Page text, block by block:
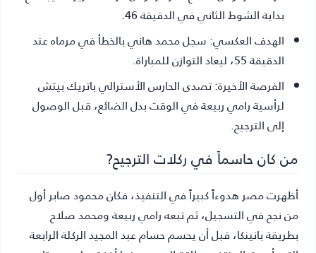
بداية الشوط الثاني في الدقيقة 46.
الهدف العكسي:سجل محمد هاني بالخطأ في مرماه عند
الدقيقة 55، ليعاد التوازن للمباراة.
الفرصة الأخيرة:تصدى الحارس الأسترالي باتريك بيتش
لرأسية رامي ربيعة في الوقت بدل الضائع، قبل الوصول
إلى الترجيح.
من كان حاسماً في ركلات الترجيح?
أظهرت مصر هدوءاً كبيراً في التنفيذ، فكان محمود صابر أول
من نجح في التسجيل، ثم تبعه رامي ربيعة ومحمد صلاح
بطريقة بانينكا، قبل أن يحسم حسام عبد المجيد الركلة الرابعة